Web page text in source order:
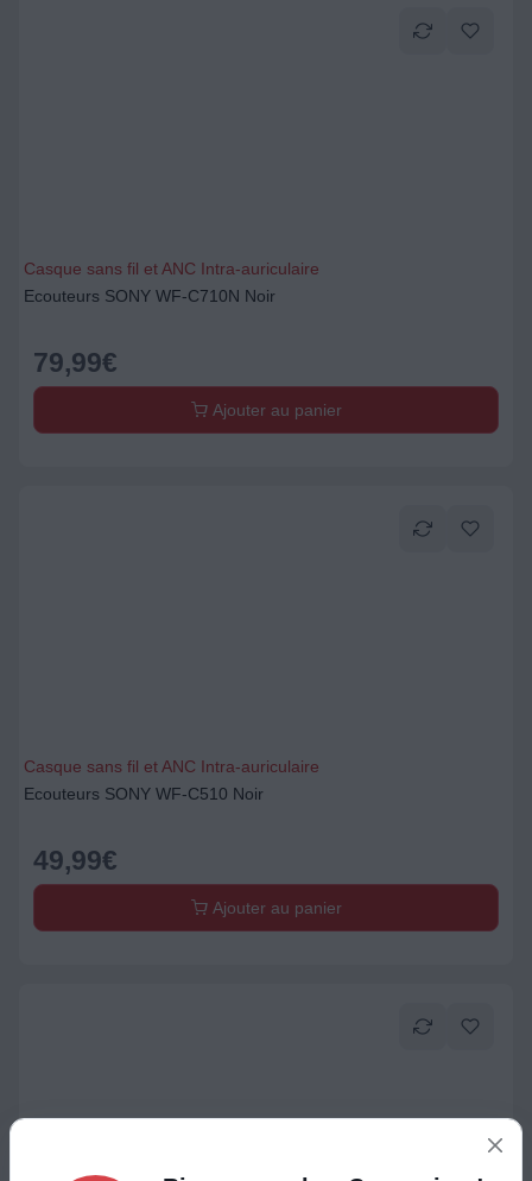
Casque sans fil et ANC Intra-auriculaire
Ecouteurs SONY WF-C710N Noir
79,99€
Ajouter au panier
Casque sans fil et ANC Intra-auriculaire
Ecouteurs SONY WF-C510 Noir
49,99€
Ajouter au panier